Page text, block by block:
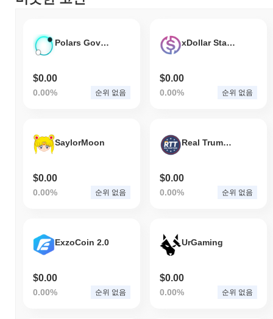
Polars Governance Token
$0.00
0.00% 순위 없음
xDollar Stablecoin
$0.00
0.00% 순위 없음
SaylorMoon
$0.00
0.00% 순위 없음
Real Trump Token
$0.00
0.00% 순위 없음
ExzoCoin 2.0
$0.00
0.00% 순위 없음
UrGaming
$0.00
0.00% 순위 없음